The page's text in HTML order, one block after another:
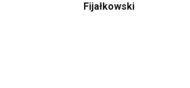
Fijałkowski